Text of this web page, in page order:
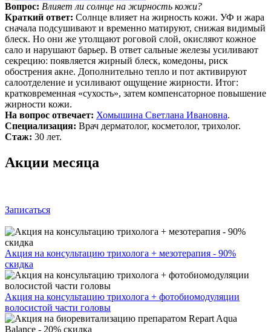
Вопрос: Влияет ли солнце на жирность кожи?
Краткий ответ: Солнце влияет на жирность кожи. УФ и жара
сначала подсушивают и временно матируют, снижая видимый
блеск. Но они же утолщают роговой слой, окисляют кожное
сало и нарушают барьер. В ответ сальные железы усиливают
секрецию: появляется жирный блеск, комедоны, риск
обострения акне. Дополнительно тепло и пот активируют
салоотделение и усиливают ощущение жирности. Итог:
кратковременная «сухость», затем компенсаторное повышение
жирности кожи.
На вопрос отвечает: Хомышина Светлана Ивановна.
Специализация: Врач дерматолог, косметолог, трихолог.
Стаж: 30 лет.
Акции месяца
Записаться
Акция на консультацию трихолога + мезотерапия - 90%
скидка
Акция на консультацию трихолога + фотобиомодуляции
волосистой части головы